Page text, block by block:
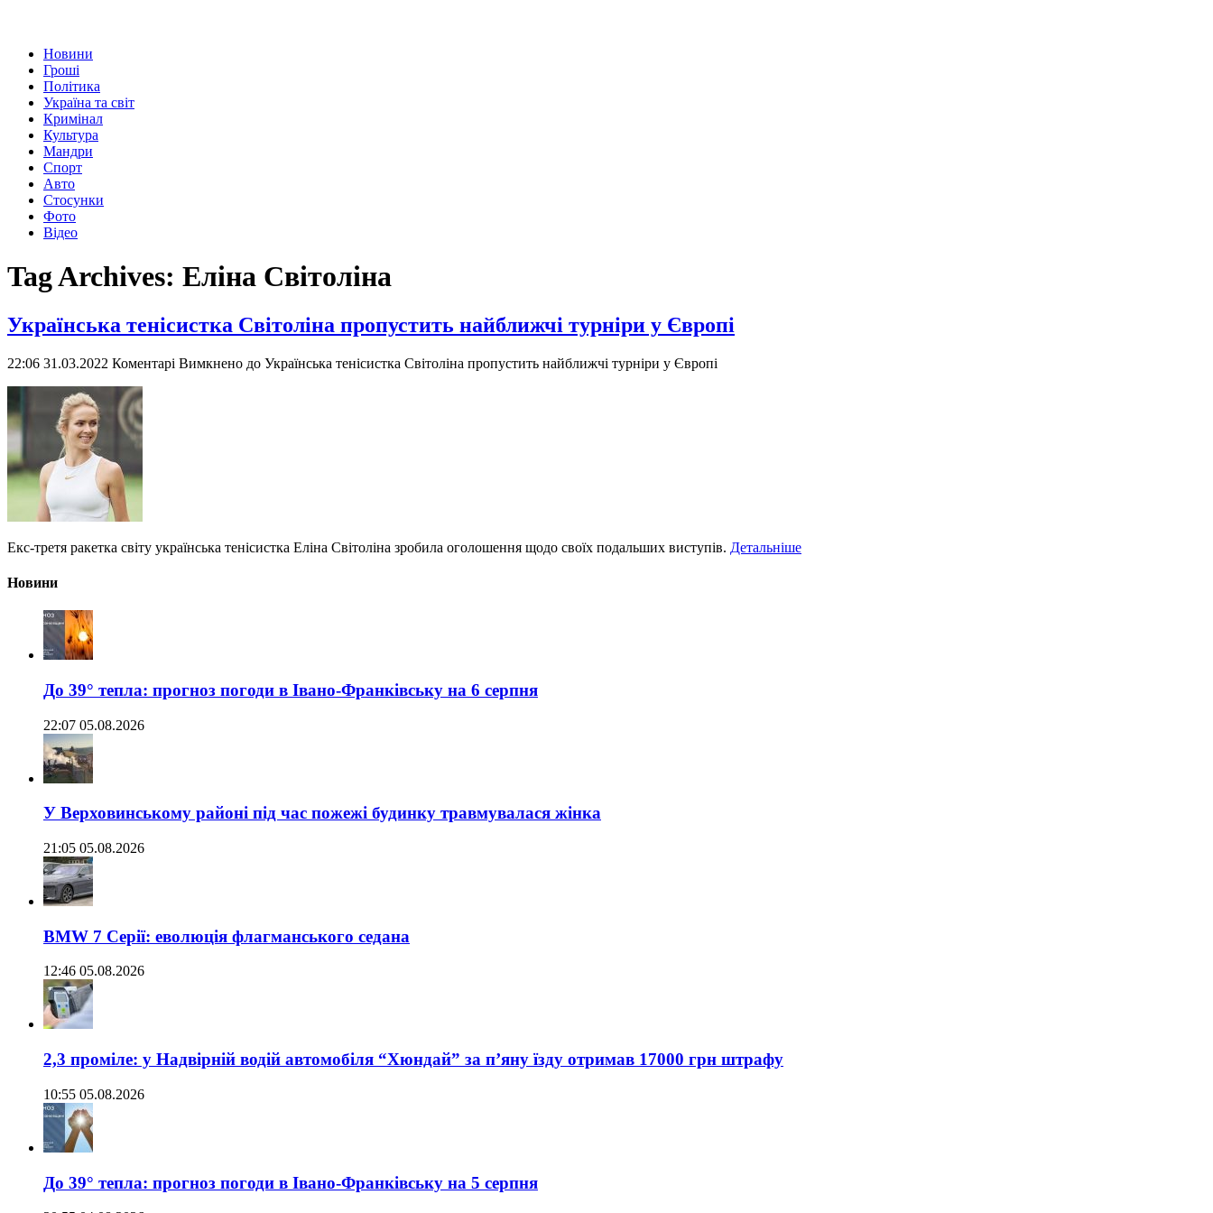
Новини
Гроші
Політика
Україна та світ
Кримінал
Культура
Мандри
Спорт
Авто
Стосунки
Фото
Відео
Tag Archives: Еліна Світоліна
Українська тенісистка Світоліна пропустить найближчі турніри у Європі
22:06 31.03.2022 Коментарі Вимкнено до Українська тенісистка Світоліна пропустить найближчі турніри у Європі
Екс-третя ракетка світу українська тенісистка Еліна Світоліна зробила оголошення щодо своїх подальших виступів. Детальніше
Новини
До 39° тепла: прогноз погоди в Івано-Франківську на 6 серпня
22:07 05.08.2026
У Верховинському районі під час пожежі будинку травмувалася жінка
21:05 05.08.2026
BMW 7 Серії: еволюція флагманського седана
12:46 05.08.2026
2,3 проміле: у Надвірній водій автомобіля “Хюндай” за п’яну їзду отримав 17000 грн штрафу
10:55 05.08.2026
До 39° тепла: прогноз погоди в Івано-Франківську на 5 серпня